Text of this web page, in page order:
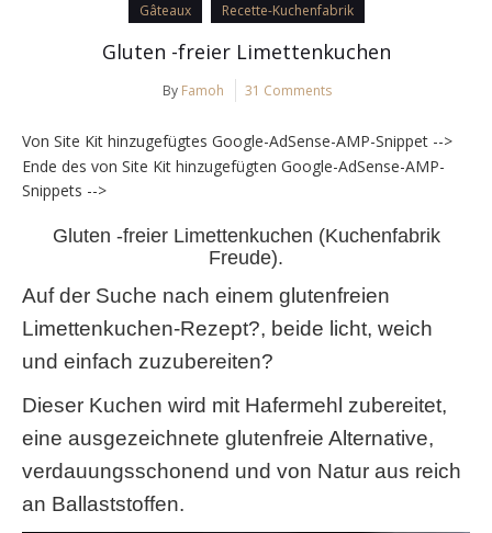
Gâteaux Recette-Kuchenfabrik
Gluten -freier Limettenkuchen
By Famoh 31 Comments
Von Site Kit hinzugefügtes Google-AdSense-AMP-Snippet -->
Ende des von Site Kit hinzugefügten Google-AdSense-AMP-
Snippets -->
Gluten -freier Limettenkuchen (Kuchenfabrik
Freude).
Auf der Suche nach einem glutenfreien
Limettenkuchen-Rezept?, beide licht, weich
und einfach zuzubereiten?
Dieser Kuchen wird mit Hafermehl zubereitet,
eine ausgezeichnete glutenfreie Alternative,
verdauungsschonend und von Natur aus reich
an Ballaststoffen.